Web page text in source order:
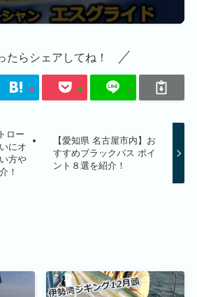
たらシェアしてね！
ロー
にオ
方や
！
【愛知県 名古屋市内】お
すすめブラックバス ポイ
ント８選を紹介！